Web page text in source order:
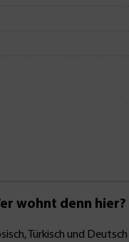
wohnt denn hier?
Türkisch und Deutsch